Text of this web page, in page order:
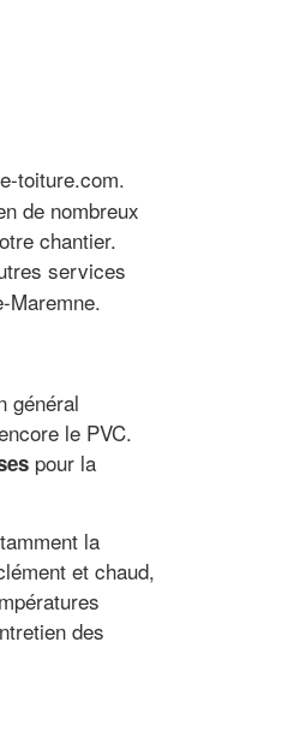
toiture.com.
de nombreux
chantier.
services
Maremne.
général
le PVC.
pour la
la
et chaud,
des